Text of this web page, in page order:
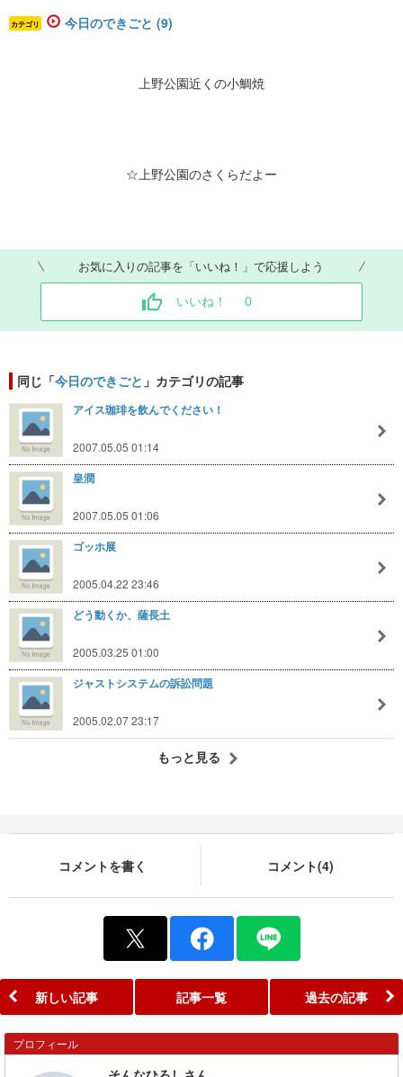
カテゴリ 今日のできごと (9)
上野公園近くの小鯛焼
☆上野公園のさくらだよー
お気に入りの記事を「いいね！」で応援しよう
いいね！ 0
同じ「今日のできごと 」カテゴリの記事
アイス珈琲を飲んでください！
2007.05.05 01:14
皇潤
2007.05.05 01:06
ゴッホ展
2005.04.22 23:46
どう動くか、薩長土
2005.03.25 01:00
ジャストシステムの訴訟問題
2005.02.07 23:17
もっと見る
コメントを書く コメント(4)
新しい記事 記事一覧 過去の記事
プロフィール